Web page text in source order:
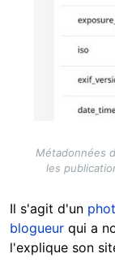
Métadonnées
les
Il s'agit d'un
blogueur qui a
l'explique son